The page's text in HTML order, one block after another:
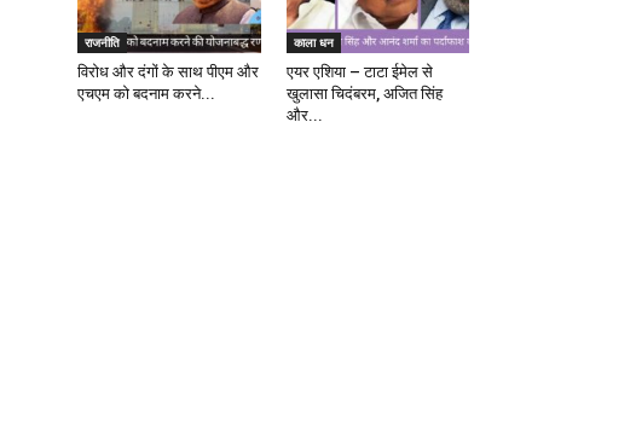
राजनीति
विरोध और दंगों के साथ पीएम और
एचएम को बदनाम करने...
काला धन
एयर एशिया – टाटा ईमेल से
खुलासा चिदंबरम, अजित सिंह
और...